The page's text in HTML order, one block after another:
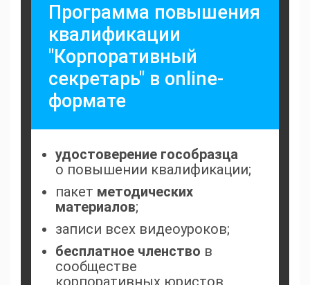
Программа повышения
квалификации
"Корпоративный
секретарь" в online-
формате
удостоверение гособразца
о повышении квалификации;
пакет методических
материалов;
записи всех видеоуроков;
бесплатное членство в
сообществе
корпоративных юристов